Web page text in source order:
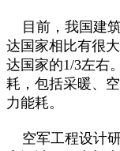
目前，我国建
达国家相比有很
达国家的1/3左右
耗，包括采暖、
力能耗。
空军工程设计研